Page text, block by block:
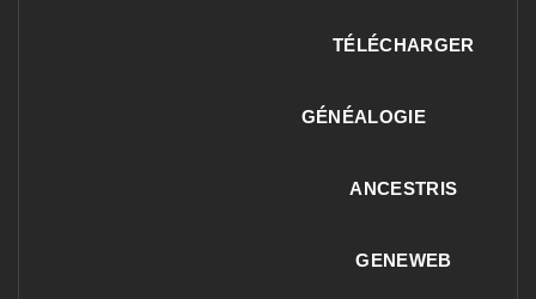
TÉLÉCHARGER
GÉNÉALOGIE
ANCESTRIS
GENEWEB